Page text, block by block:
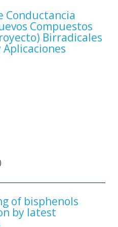
Conductancia
Compuestos
Birradicales
of bisphenols
by latest